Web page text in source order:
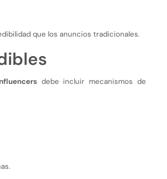
que los anuncios tradicionales.
debe incluir mecanismos de